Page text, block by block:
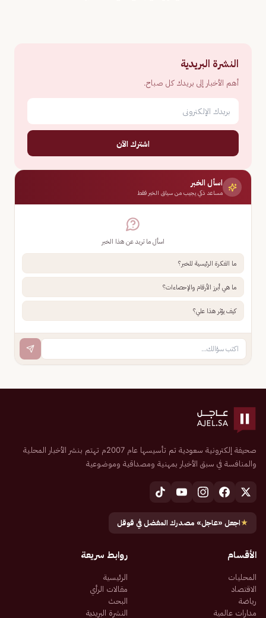
النشرة البريدية
أهم الأخبار إلى بريدك كل صباح.
اشترك الآن
اسأل الخبر
مساعد ذكي يجيب من سياق الخبر فقط
اسأل ما تريد عن هذا الخبر
ما الفكرة الرئيسية للخبر؟
ما هي أبرز الأرقام والإحصاءات؟
كيف يؤثر هذا علي؟
صحيفة إلكترونية سعودية تم تأسيسها عام 2007م تهتم بنشر الأخبار المحلية
والمنافسة في سبق الأخبار بمهنية ومصداقية وموضوعية
★اجعل «عاجل» مصدرك المفضل في قوقل
الأقسام
المحليات
الاقتصاد
رياضة
مدارات عالمية
روابط سريعة
الرئيسية
مقالات الرأي
البحث
النشرة البريدية